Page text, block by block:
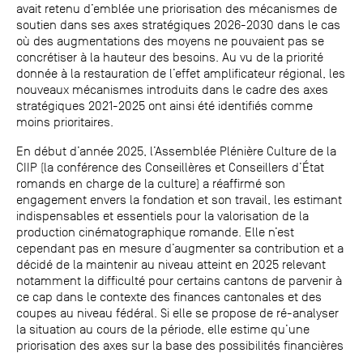
avait retenu d’emblée une priorisation des mécanismes de
soutien dans ses axes stratégiques 2026-2030 dans le cas
où des augmentations des moyens ne pouvaient pas se
concrétiser à la hauteur des besoins. Au vu de la priorité
donnée à la restauration de l’effet amplificateur régional, les
nouveaux mécanismes introduits dans le cadre des axes
stratégiques 2021-2025 ont ainsi été identifiés comme
moins prioritaires.
En début d’année 2025, l’Assemblée Plénière Culture de la
CIIP (la conférence des Conseillères et Conseillers d’État
romands en charge de la culture) a réaffirmé son
engagement envers la fondation et son travail, les estimant
indispensables et essentiels pour la valorisation de la
production cinématographique romande. Elle n’est
cependant pas en mesure d’augmenter sa contribution et a
décidé de la maintenir au niveau atteint en 2025 relevant
notamment la difficulté pour certains cantons de parvenir à
ce cap dans le contexte des finances cantonales et des
coupes au niveau fédéral. Si elle se propose de ré-analyser
la situation au cours de la période, elle estime qu’une
priorisation des axes sur la base des possibilités financières